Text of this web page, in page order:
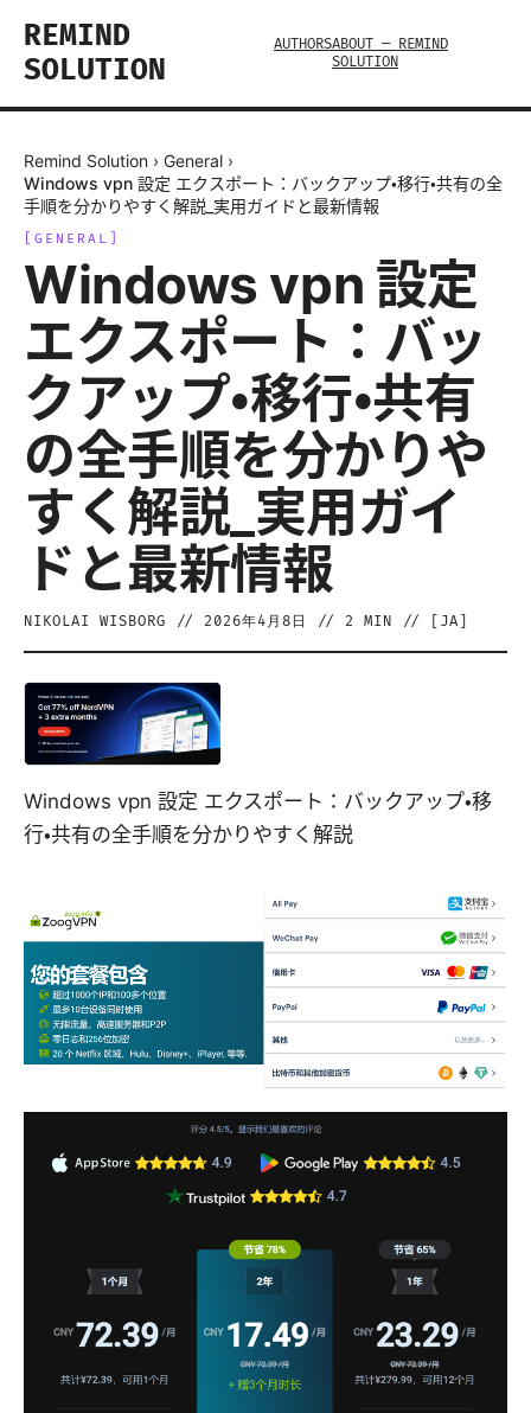
REMIND
SOLUTION
AUTHORSABOUT — REMIND
SOLUTION
Remind Solution › General ›
Windows vpn 設定 エクスポート：バックアップ・移行・共有の全
手順を分かりやすく解説_実用ガイドと最新情報
GENERAL
Windows vpn 設定
エクスポート：バッ
クアップ・移行・共有
の全手順を分かりや
すく解説_実用ガイ
ドと最新情報
NIKOLAI WISBORG // 2026年4月8日 // 2 MIN // [ JA
Windows vpn 設定 エクスポート：バックアップ・移
行・共有の全手順を分かりやすく解説